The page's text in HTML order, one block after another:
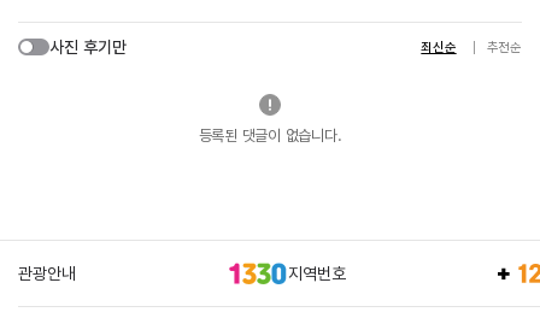
사진 후기만 최신순 추천순
등록된 댓글이 없습니다.
관광안내 지역번호